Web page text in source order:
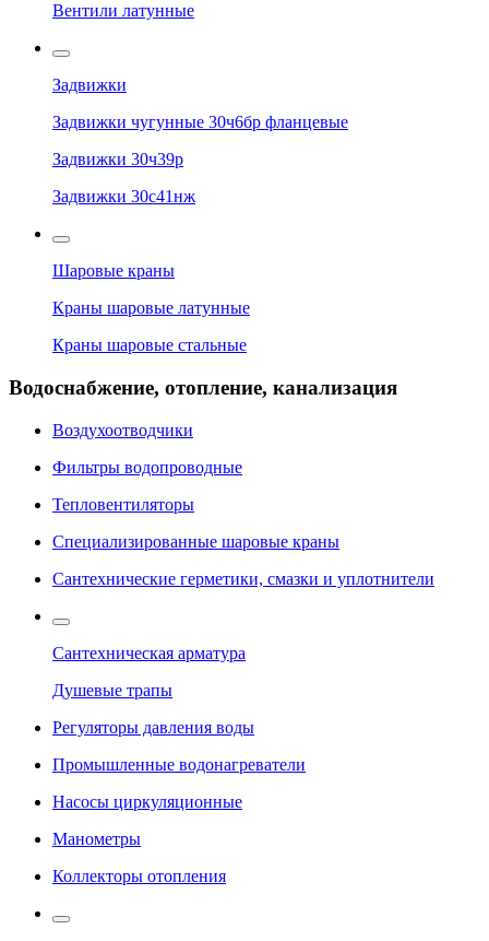
Вентили латунные
Задвижки
Задвижки чугунные 30ч6бр фланцевые
Задвижки 30ч39р
Задвижки 30с41нж
Шаровые краны
Краны шаровые латунные
Краны шаровые стальные
Водоснабжение, отопление, канализация
Воздухоотводчики
Фильтры водопроводные
Тепловентиляторы
Специализированные шаровые краны
Сантехнические герметики, смазки и уплотнители
Сантехническая арматура
Душевые трапы
Регуляторы давления воды
Промышленные водонагреватели
Насосы циркуляционные
Манометры
Коллекторы отопления